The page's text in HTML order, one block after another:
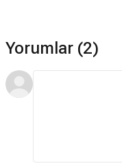
Yorumlar (2)